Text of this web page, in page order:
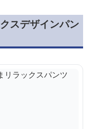
スデザインパン